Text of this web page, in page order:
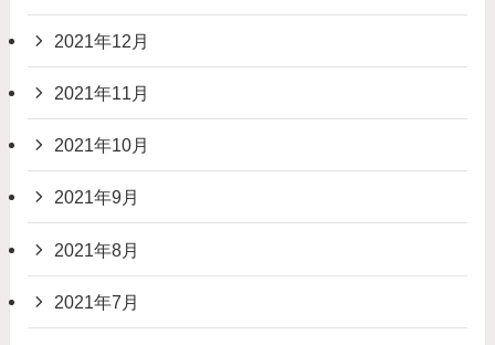
2021年12月
2021年11月
2021年10月
2021年9月
2021年8月
2021年7月